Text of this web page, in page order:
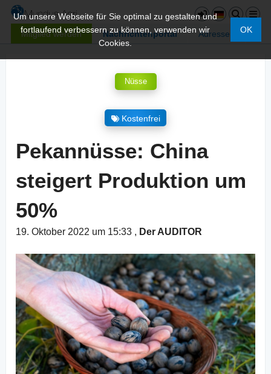
Mitglied werden Nachrichtenportal Adressen
Um unsere Webseite für Sie optimal zu gestalten und
fortlaufend verbessern zu können, verwenden wir
Cookies.
OK
Nüsse
Kostenfrei
Pekannüsse: China
steigert Produktion um
50%
19. Oktober 2022 um 15:33 , Der AUDITOR